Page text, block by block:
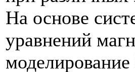
На основе
уравнений